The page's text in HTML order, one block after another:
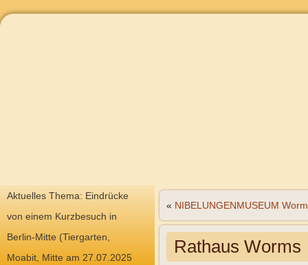
Aktuelles Thema: Eindrücke
von einem Kurzbesuch in
Berlin-Mitte (Tiergarten,
Moabit, Mitte am 27.07.2025
« NIBELUNGENMUSEUM
Rathaus Worms